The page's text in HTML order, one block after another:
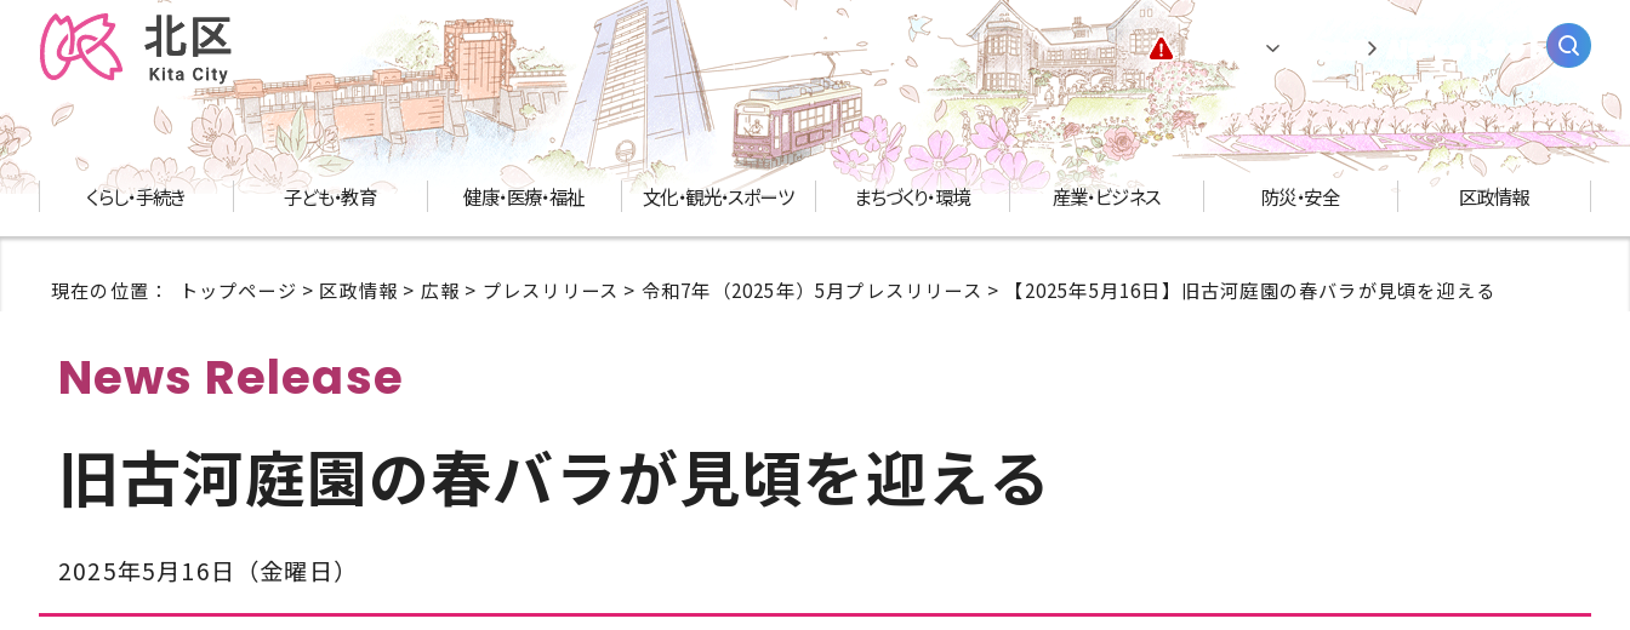
緊急情報 AIチャットボット
くらし・手続き 子ども・教育 健康・医療・福祉 文化・観光・スポーツ まちづくり・環境 産業・ビジネス 防災・安全 区政情報
現在の位置： トップページ > 区政情報 > 広報 > プレスリリース > 令和7年（2025年）5月プレスリリース > 【2025年5月16日】旧古河庭園の春バラが見頃を迎える
News Release
旧古河庭園の春バラが見頃を迎える
2025年5月16日（金曜日）